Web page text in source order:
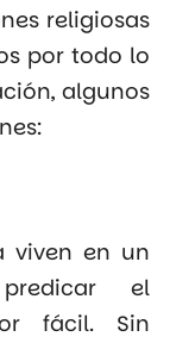
religiosas
por todo lo
algunos
viven en un
el
fácil. Sin